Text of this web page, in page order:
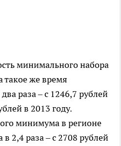
минимального набора
такое же время
раза – с 1246,7 рублей
в 2013 году.
минимума в регионе
в 2,4 раза – с 2708 рублей